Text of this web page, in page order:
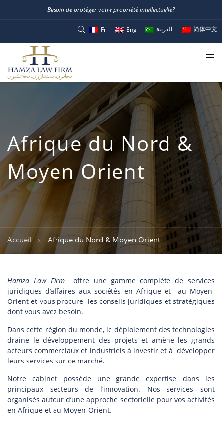
Besoin de protéger votre propriété intellectuelle?
Fr Eng العربية 简体中文
Afrique du Nord &
Moyen Orient
Accueil Afrique du Nord & Moyen Orient
Hamza Law Firmoffre une gamme complète de services
juridiques d’affaires aux sociétés en Afrique et au Moyen-
Orient et vous procure les conseils juridiques et stratégiques
dont vous avez besoin.
Dans cette région du monde, le déploiement des technologies
draine le développement des projets et amène les grands
acteurs commerciaux et industriels à investir et à développer
leurs services sur ce marché.
Notre cabinet possède une grande expertise dans les
principaux secteurs de l’innovation. Nos services sont
organisés autour d’une approche sectorielle pour vos activités
en Afrique et au Moyen-Orient.